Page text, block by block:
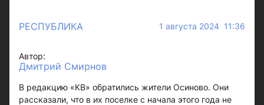
РЕСПУБЛИКА 1 августа 2024 11:36
Автор:
Дмитрий Смирнов
В редакцию «КВ» обратились жители Осиново. Они
рассказали, что в их поселке с начала этого года не